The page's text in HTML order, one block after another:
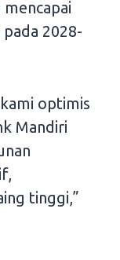
2028-
optimis
Mandiri
tinggi,”